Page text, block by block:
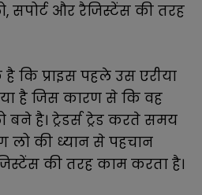
सपोर्ट और रैजिस्टेंस की तरह
कि प्राइस पहले उस एरीया
है जिस कारण से कि वह
बने है। ट्रेडर्स ट्रेड करते समय
लो की ध्यान से पहचान
की तरह काम करता है।